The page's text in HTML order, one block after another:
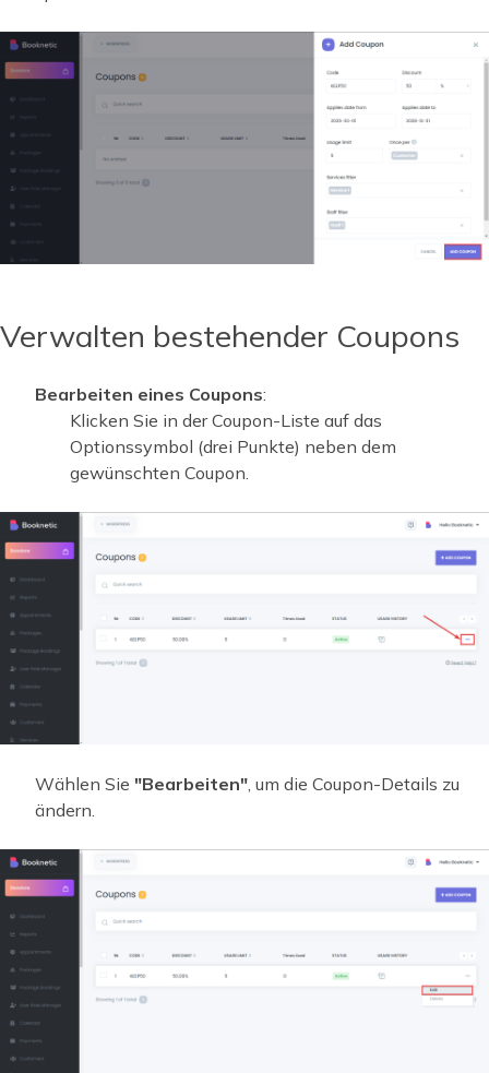
Verwalten bestehender Coupons
Bearbeiten eines Coupons:
Klicken Sie in der Coupon-Liste auf das
Optionssymbol (drei Punkte) neben dem
gewünschten Coupon.
Wählen Sie "Bearbeiten" , um die Coupon-Details zu
ändern.